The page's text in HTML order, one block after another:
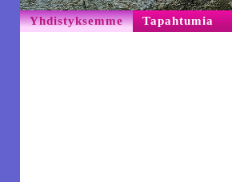
Yhdistyksemme Tapahtumia